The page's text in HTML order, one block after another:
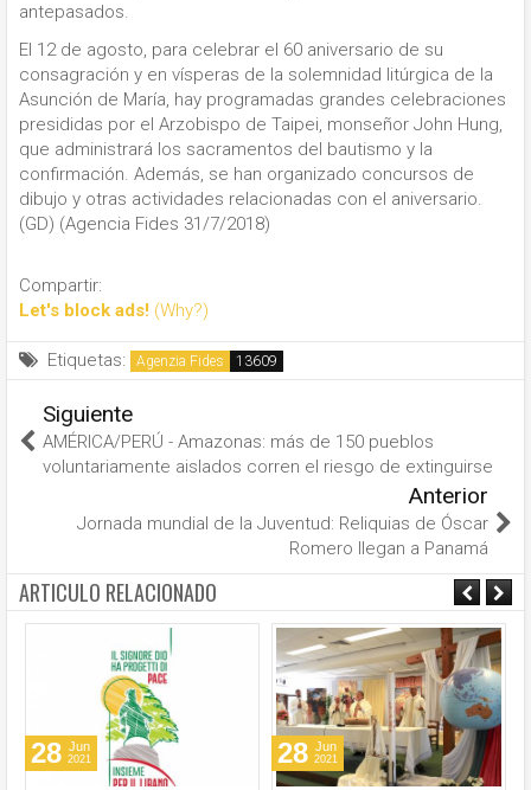
antepasados.
El 12 de agosto, para celebrar el 60 aniversario de su
consagración y en vísperas de la solemnidad litúrgica de la
Asunción de María, hay programadas grandes celebraciones
presididas por el Arzobispo de Taipei, monseñor John Hung,
que administrará los sacramentos del bautismo y la
confirmación. Además, se han organizado concursos de
dibujo y otras actividades relacionadas con el aniversario.
(GD) (Agencia Fides 31/7/2018)
Compartir:
Let's block ads! (Why?)
Etiquetas: Agenzia Fides
Siguiente
AMÉRICA/PERÚ - Amazonas: más de 150 pueblos
voluntariamente aislados corren el riesgo de extinguirse
Anterior
Jornada mundial de la Juventud: Reliquias de Óscar
Romero llegan a Panamá
ARTICULO RELACIONADO
28 Jun
2021 28 Jun
2021